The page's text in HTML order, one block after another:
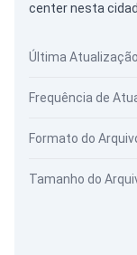
center nesta
Última Atualização
Frequência de
Formato do
Tamanho do